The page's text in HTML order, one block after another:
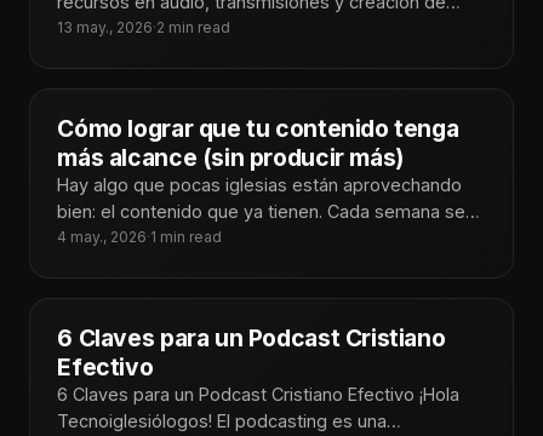
contenido cada semana. Sin embargo, después
13 may., 2026·2 min read
Cómo lograr que tu contenido tenga
más alcance (sin producir más)
Hay algo que pocas iglesias están aprovechando
bien: el contenido que ya tienen. Cada semana se
generan predicaciones, tiempos de
4 may., 2026·1 min read
6 Claves para un Podcast Cristiano
Efectivo
6 Claves para un Podcast Cristiano Efectivo ¡Hola
Tecnoiglesiólogos! El podcasting es una